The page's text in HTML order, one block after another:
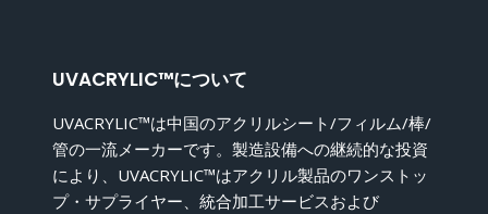
UVACRYLIC™について
UVACRYLIC™は中国のアクリルシート/フィルム/棒/
管の一流メーカーです。製造設備への継続的な投資
により、UVACRYLIC™はアクリル製品のワンストッ
プ・サプライヤー、統合加工サービスおよび